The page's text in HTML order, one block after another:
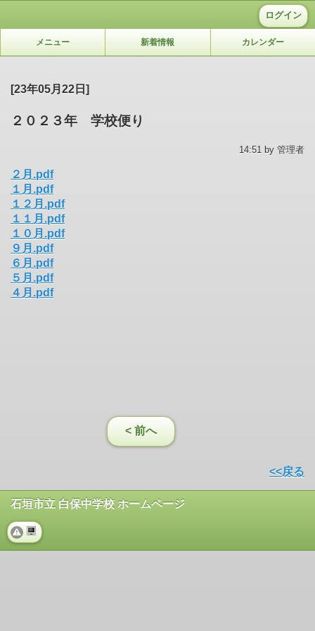
ログイン
メニュー 新着情報 カレンダー
[23年05月22日]
２０２３年 学校便り
14:51 by 管理者
２月.pdf
１月.pdf
１２月.pdf
１１月.pdf
１０月.pdf
９月.pdf
６月.pdf
５月.pdf
４月.pdf
< 前へ
<<戻る
石垣市立 白保中学校 ホームページ